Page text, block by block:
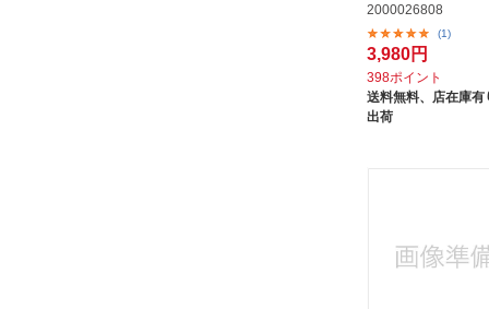
2000026808
(1)
3,980円
398ポイント
送料無料、 店在庫有
出荷